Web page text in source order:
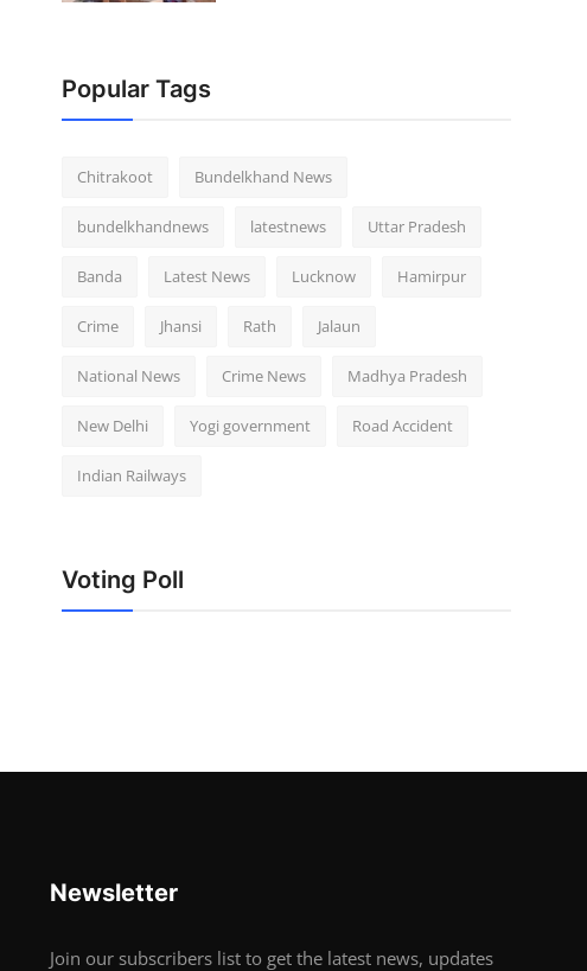
Popular Tags
Chitrakoot Bundelkhand News
bundelkhandnews latestnews Uttar Pradesh
Banda Latest News Lucknow Hamirpur
Crime Jhansi Rath Jalaun
National News Crime News Madhya Pradesh
New Delhi Yogi government Road Accident
Indian Railways
Voting Poll
Newsletter
Join our subscribers list to get the latest news, updates